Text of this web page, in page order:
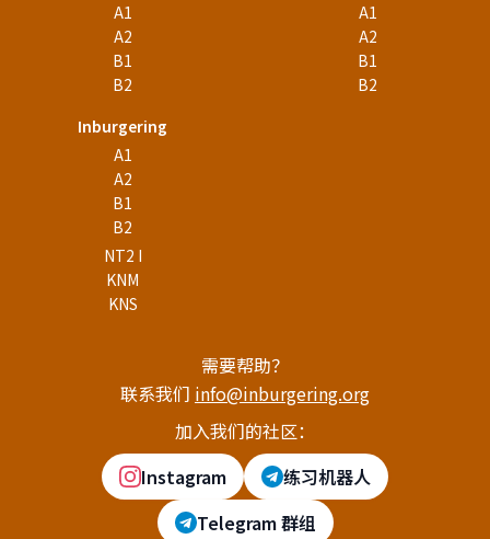
A1
A2
B1
B2
A1
A2
B1
B2
Inburgering
A1
A2
B1
B2
NT2 I
KNM
KNS
需要帮助？
联系我们 info@inburgering.org
加入我们的社区：
Instagram
练习机器人
Telegram 群组